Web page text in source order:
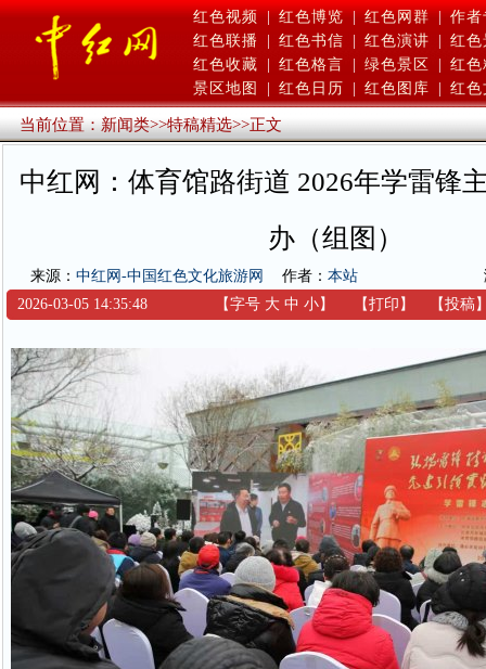
红色视频 | 红色博览 | 红色网群 | 作者
红色联播
红色书信 红色演讲
红色
红色收藏
红色格言 绿色景区
红色
景区地图
红色日历 红色图库 红色
当前位置：新闻类>>特稿精选>>正文
中红网：体育馆路街道 2026年学雷锋
办（组图）
来源： 中红网-中国红色文化旅游网 作者： 本站
2026-03-05 14:35:48
【字号 大 中 小】 【打印 】 【投稿